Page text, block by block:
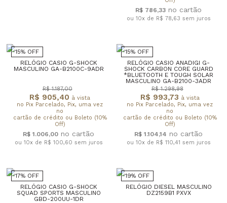
R$ 786,33
ou 10x de R$ 78,63 sem juros
15% OFF
RELÓGIO CASIO G-SHOCK
MASCULINO GA-B2100C-9ADR
R$ 905,40 à vista
no Pix Parcelado, Pix, uma vez
no
cartão de crédito ou Boleto (10%
Off)
R$ 1.187,00
R$ 1.006,00
ou 10x de R$ 100,60 sem juros
15% OFF
RELÓGIO CASIO ANADIGI G-
SHOCK CARBON CORE GUARD
*BLUETOOTH E TOUGH SOLAR
MASCULINO GA-B2100-3ADR
R$ 993,73 à vista
no Pix Parcelado, Pix, uma vez
no
cartão de crédito ou Boleto (10%
Off)
R$ 1.298,98
R$ 1.104,14
ou 10x de R$ 110,41 sem juros
17% OFF
RELÓGIO CASIO G-SHOCK
SQUAD SPORTS MASCULINO
GBD-200UU-1DR
19% OFF
RELÓGIO DIESEL MASCULINO
DZ2159B1 PXVX